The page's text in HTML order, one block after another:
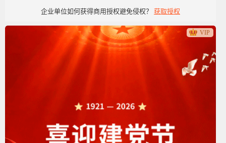
企业单位如何获得商用授权避免侵权？ 获取授权
VIP